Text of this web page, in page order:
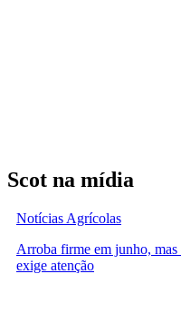
Scot na mídia
Notícias Agrícolas
Arroba firme em junho, mas
exige atenção